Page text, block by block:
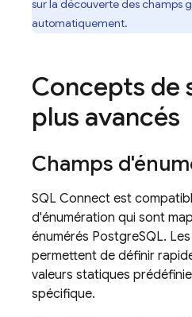
sur la découverte des champs
automatiquement.
Concepts de
plus avancés
Champs
SQL Connect est
d'énumération qui sont
énumérés PostgreSQL.
permettent de définir
valeurs statiques
spécifique.